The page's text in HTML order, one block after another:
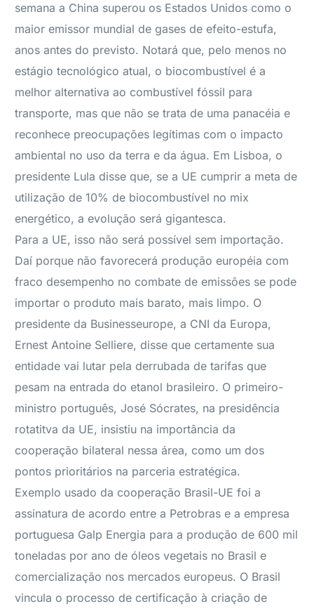
semana a China superou os Estados Unidos como o
maior emissor mundial de gases de efeito-estufa,
anos antes do previsto. Notará que, pelo menos no
estágio tecnológico atual, o biocombustível é a
melhor alternativa ao combustível fóssil para
transporte, mas que não se trata de uma panacéia e
reconhece preocupações legítimas com o impacto
ambiental no uso da terra e da água. Em Lisboa, o
presidente Lula disse que, se a UE cumprir a meta de
utilização de 10% de biocombustível no mix
energético, a evolução será gigantesca.
Para a UE, isso não será possível sem importação.
Daí porque não favorecerá produção européia com
fraco desempenho no combate de emissões se pode
importar o produto mais barato, mais limpo. O
presidente da Businesseurope, a CNI da Europa,
Ernest Antoine Selliere, disse que certamente sua
entidade vai lutar pela derrubada de tarifas que
pesam na entrada do etanol brasileiro. O primeiro-
ministro português, José Sócrates, na presidência
rotatitva da UE, insistiu na importância da
cooperação bilateral nessa área, como um dos
pontos prioritários na parceria estratégica.
Exemplo usado da cooperação Brasil-UE foi a
assinatura de acordo entre a Petrobras e a empresa
portuguesa Galp Energia para a produção de 600 mil
toneladas por ano de óleos vegetais no Brasil e
comercialização nos mercados europeus. O Brasil
vincula o processo de certificação à criação de